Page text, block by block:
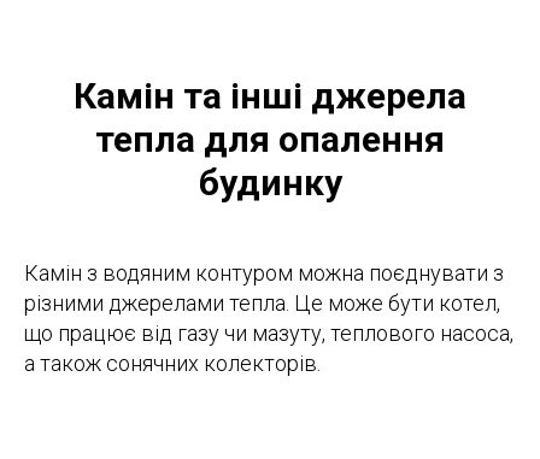
Камін та інші джерела
тепла для опалення
будинку
Камін з водяним контуром можна поєднувати з
різними джерелами тепла. Це може бути котел,
що працює від газу чи мазуту, теплового насоса,
а також сонячних колекторів.